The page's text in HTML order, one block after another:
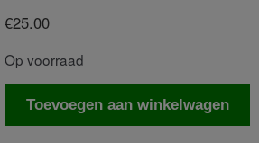
€25.00
Op voorraad
Draagarm
Toevoegen aan winkelwagen